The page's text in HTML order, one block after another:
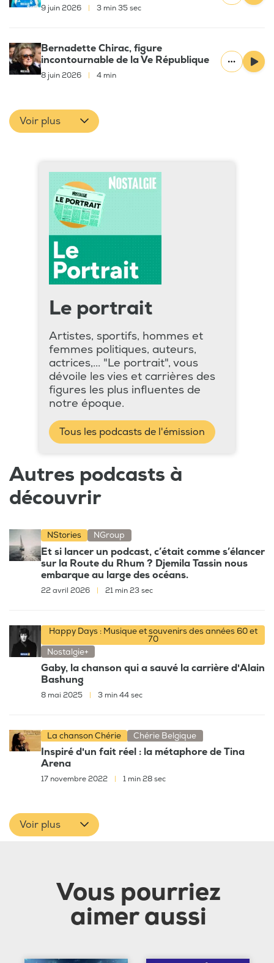
9 juin 2026 3 min 35 sec
Bernadette Chirac, figure
incontournable de la Ve République
8 juin 2026 4 min
Voir plus
Le portrait
Artistes, sportifs, hommes et
femmes politiques, auteurs,
actrices,... "Le portrait", vous
dévoile les vies et carrières des
figures les plus influentes de
notre époque.
Tous les podcasts de l'émission
Autres podcasts à
découvrir
NStories NGroup
Et si lancer un podcast, c’était comme s’élancer
sur la Route du Rhum ? Djemila Tassin nous
embarque au large des océans.
22 avril 2026 21 min 23 sec
Happy Days : Musique et souvenirs des années 60 et
70
Nostalgie+
Gaby, la chanson qui a sauvé la carrière d'Alain
Bashung
8 mai 2025 | 3 min 44 sec
La chanson Chérie Chérie Belgique
Inspiré d'un fait réel : la métaphore de Tina
Arena
17 novembre 2022 1 min 28 sec
Voir plus
Vous pourriez
aimer aussi